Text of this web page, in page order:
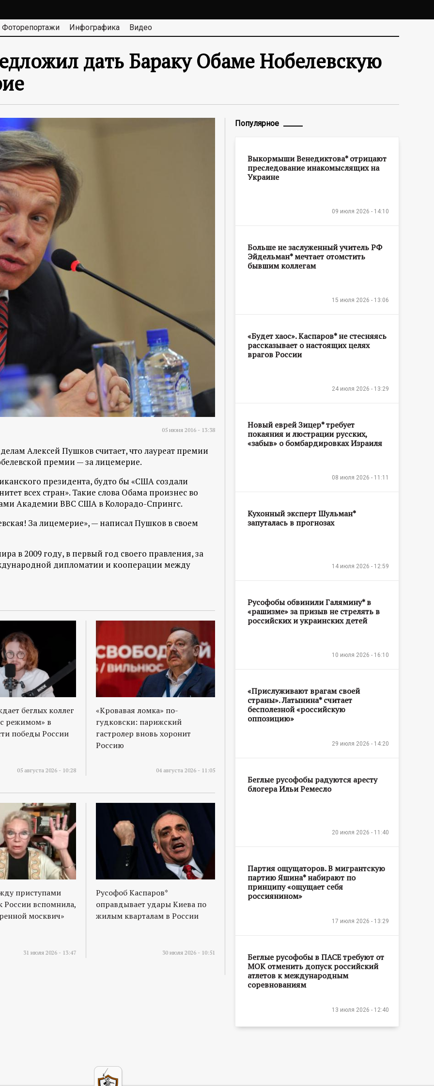
Фоторепортажи Инфографика Видео
дать Бараку Обаме Нобелевскую
05 июня 2016 - 13:38
Алексей Пушков считает, что лауреат премии
премии — за лицемерие.
президента, будто бы «США создали
всех стран». Такие слова Обама произнес во
Академии ВВС США в Колорадо-Спрингс.
За лицемерие», — написал Пушков в своем
в 2009 году, в первый год своего правления, за
дипломатии и кооперации между
беглых коллег
режимом» в
победы России
05 августа 2026 - 10:28
«Кровавая ломка» по-
гудковски: парижский
гастролер вновь хоронит
Россию
04 августа 2026 - 11:05
приступами
России вспомнила,
москвич»
31 июля 2026 - 13:47
Русофоб Каспаров*
оправдывает удары Киева по
жилым кварталам в России
30 июля 2026 - 10:51
Популярное
Выкормыши Венедиктова* отрицают
преследование инакомыслящих на
Украине
09 июля 2026 - 14:10
Больше не заслуженный учитель РФ
Эйдельман* мечтает отомстить
бывшим коллегам
15 июля 2026 - 13:06
«Будет хаос». Каспаров* не стесняясь
рассказывает о настоящих целях
врагов России
24 июля 2026 - 13:29
Новый еврей Зицер* требует
покаяния и люстрации русских,
«забыв» о бомбардировках Израиля
08 июля 2026 - 11:11
Кухонный эксперт Шульман*
запуталась в прогнозах
14 июля 2026 - 12:59
Русофобы обвинили Галямину* в
«рашизме» за призыв не стрелять в
российских и украинских детей
10 июля 2026 - 16:10
«Прислуживают врагам своей
страны». Латынина* считает
бесполезной «российскую
оппозицию»
29 июля 2026 - 14:20
Беглые русофобы радуются аресту
блогера Ильи Ремесло
20 июля 2026 - 11:40
Партия ощущаторов. В мигрантскую
партию Яшина* набирают по
принципу «ощущает себя
россиянином»
17 июля 2026 - 13:29
Беглые русофобы в ПАСЕ требуют от
МОК отменить допуск российский
атлетов к международным
соревнованиям
13 июля 2026 - 12:40